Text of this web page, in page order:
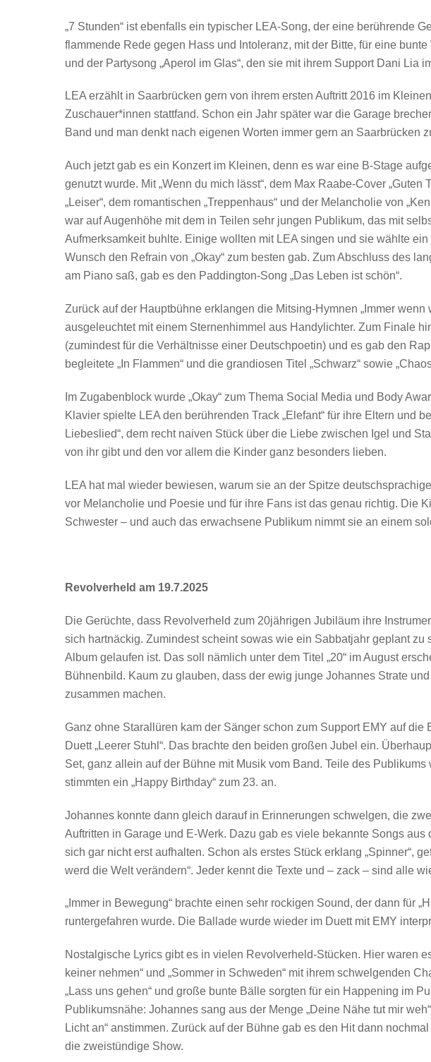
„7 Stunden“ ist ebenfalls ein typischer LEA-Song, der eine berührende
flammende Rede gegen Hass und Intoleranz, mit der Bitte, für eine bunte
und der Partysong „Aperol im Glas“, den sie mit ihrem Support Dani Lia
LEA erzählt in Saarbrücken gern von ihrem ersten Auftritt 2016 im
Zuschauer*innen stattfand. Schon ein Jahr später war die Garage
Band und man denkt nach eigenen Worten immer gern an Saarbrücken
Auch jetzt gab es ein Konzert im Kleinen, denn es war eine B-Stage
genutzt wurde. Mit „Wenn du mich lässt“, dem Max Raabe-Cover „Guten
„Leiser“, dem romantischen „Treppenhaus“ und der Melancholie von
war auf Augenhöhe mit dem in Teilen sehr jungen Publikum, das mit
Aufmerksamkeit buhlte. Einige wollten mit LEA singen und sie wählte
Wunsch den Refrain von „Okay“ zum besten gab. Zum Abschluss des
am Piano saß, gab es den Paddington-Song „Das Leben ist schön“.
Zurück auf der Hauptbühne erklangen die Mitsing-Hymnen „Immer wenn
ausgeleuchtet mit einem Sternenhimmel aus Handylichter. Zum Finale
(zumindest für die Verhältnisse einer Deutschpoetin) und es gab den
begleitete „In Flammen“ und die grandiosen Titel „Schwarz“ sowie
Im Zugabenblock wurde „Okay“ zum Thema Social Media und Body
Klavier spielte LEA den berührenden Track „Elefant“ für ihre Eltern und
Liebeslied“, dem recht naiven Stück über die Liebe zwischen Igel und
von ihr gibt und den vor allem die Kinder ganz besonders lieben.
LEA hat mal wieder bewiesen, warum sie an der Spitze
vor Melancholie und Poesie und für ihre Fans ist das genau richtig. Die
Schwester – und auch das erwachsene Publikum nimmt sie an einem
Revolverheld am 19.7.2025
Die Gerüchte, dass Revolverheld zum 20jährigen Jubiläum ihre
sich hartnäckig. Zumindest scheint sowas wie ein Sabbatjahr geplant zu
Album gelaufen ist. Das soll nämlich unter dem Titel „20“ im August
Bühnenbild. Kaum zu glauben, dass der ewig junge Johannes Strate
zusammen machen.
Ganz ohne Starallüren kam der Sänger schon zum Support EMY auf die
Duett „Leerer Stuhl“. Das brachte den beiden großen Jubel ein.
Set, ganz allein auf der Bühne mit Musik vom Band. Teile des Publikums
stimmten ein „Happy Birthday“ zum 23. an.
Johannes konnte dann gleich darauf in Erinnerungen schwelgen, die
Auftritten in Garage und E-Werk. Dazu gab es viele bekannte Songs
sich gar nicht erst aufhalten. Schon als erstes Stück erklang „Spinner“,
werd die Welt verändern“. Jeder kennt die Texte und – zack – sind alle
„Immer in Bewegung“ brachte einen sehr rockigen Sound, der dann für
runtergefahren wurde. Die Ballade wurde wieder im Duett mit EMY
Nostalgische Lyrics gibt es in vielen Revolverheld-Stücken. Hier waren
keiner nehmen“ und „Sommer in Schweden“ mit ihrem schwelgenden
„Lass uns gehen“ und große bunte Bälle sorgten für ein Happening im
Publikumsnähe: Johannes sang aus der Menge „Deine Nähe tut mir
Licht an“ anstimmen. Zurück auf der Bühne gab es den Hit dann
die zweistündige Show.